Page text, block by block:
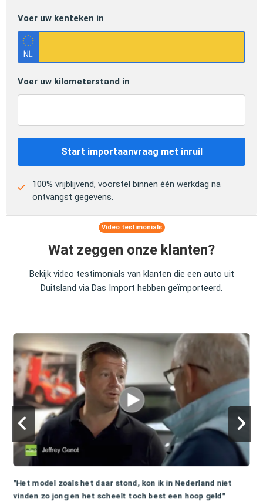
Voer uw kenteken in
Voer uw kilometerstand in
Start importaanvraag met inruil
100% vrijblijvend, voorstel binnen één werkdag na
ontvangst gegevens.
Video testimonials
Wat zeggen onze klanten?
Bekijk video testimonials van klanten die een auto uit
Duitsland via Das Import hebben geïmporteerd.
"Het model zoals het daar stond, kon ik in Nederland niet
vinden zo jong en het scheelt toch best een hoop geld"